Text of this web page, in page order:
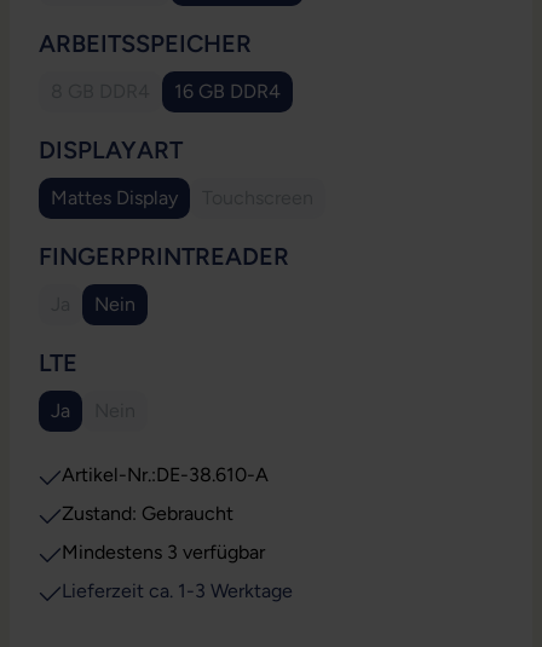
ARBEITSSPEICHER
(Diese Option ist zurzeit nicht verfügbar.)
16 GB DDR4
DISPLAYARTAUSWÄHLEN
Mattes Display
FINGERPRINTREADER
(Diese Option ist zurzeit nicht verfügbar.)
Nein
LTE
Ja
Artikel-Nr.:DE-38.610-A
Zustand: Gebraucht
Mindestens 3 verfügbar
Lieferzeit ca. 1-3 Werktage